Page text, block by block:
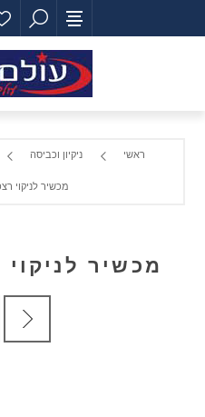
ראשי ניקיון וכביסה
מכשיר לניקוי
מכשיר